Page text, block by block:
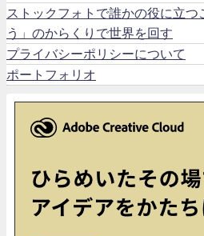
ストックフォトで誰かの役に立つ
う」のからくりで世界を回す
プライバシーポリシーについて
ポートフォリオ